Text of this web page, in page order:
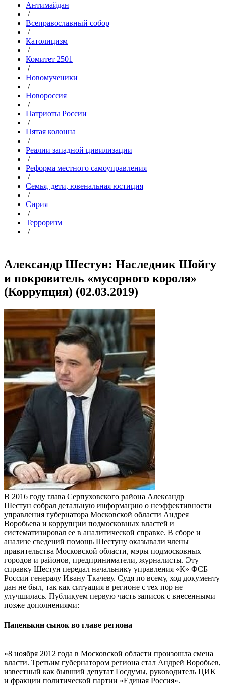
Антимайдан
/
Всеправославный собор
/
Католицизм
/
Комитет 2501
/
Новомученики
/
Новороссия
/
Патриоты России
/
Пятая колонна
/
Реалии западной цивилизации
/
Реформа местного самоуправления
/
Семья, дети, ювенальная юстиция
/
Сирия
/
Терроризм
/
Александр Шестун: Наследник Шойгу
и покровитель «мусорного короля»
(Коррупция) (02.03.2019)
В 2016 году глава Серпуховского района Александр
Шестун собрал детальную информацию о неэффективности
управления губернатора Московской области Андрея
Воробьева и коррупции подмосковных властей и
систематизировал ее в аналитической справке. В сборе и
анализе сведений помощь Шестуну оказывали члены
правительства Московской области, мэры подмосковных
городов и районов, предприниматели, журналисты. Эту
справку Шестун передал начальнику управления «К» ФСБ
России генералу Ивану Ткачеву. Судя по всему, ход документу
дан не был, так как ситуация в регионе с тех пор не
улучшилась. Публикуем первую часть записок с внесенными
позже дополнениями:
Папенькин сынок во главе региона
«8 ноября 2012 года в Московской области произошла смена
власти. Третьим губернатором региона стал Андрей Воробьев,
известный как бывший депутат Госдумы, руководитель ЦИК
и фракции политической партии «Единая Россия».